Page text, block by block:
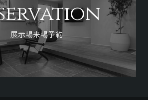
展示場来場予約